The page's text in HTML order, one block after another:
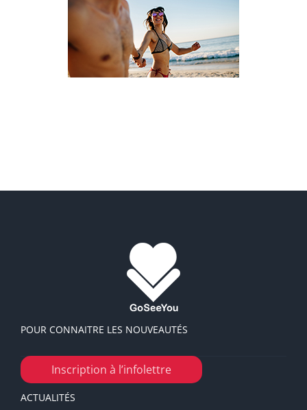
POUR CONNAITRE LES NOUVEAUTÉS
Inscription à l’infolettre
ACTUALITÉS